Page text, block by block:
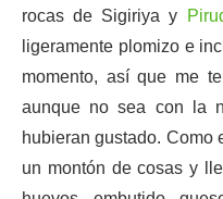
rocas de Sigiriya y
ligeramente plomizo e
momento, así que me
aunque no sea con la
hubieran gustado. Como
un montón de cosas y